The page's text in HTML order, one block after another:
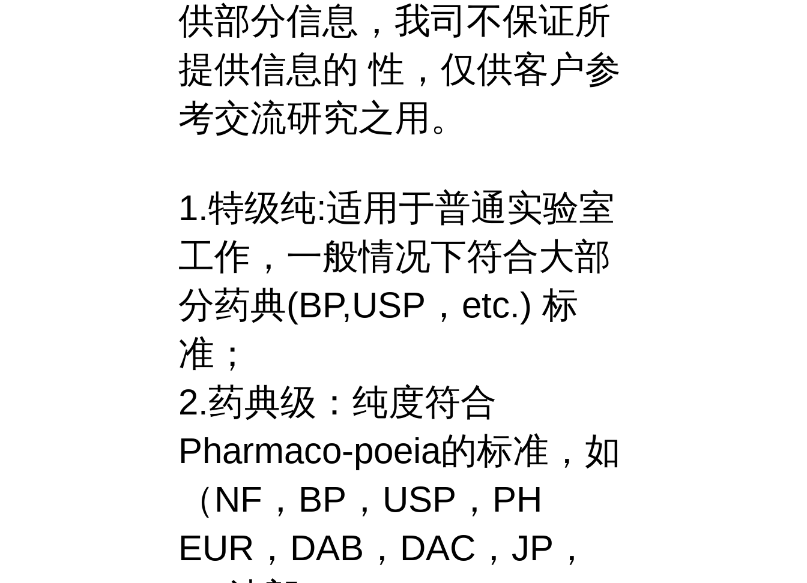
供部分信息，我司不保证所
提供信息的 性，仅供客户参
考交流研究之用。
1.特级纯:适用于普通实验室
工作，一般情况下符合大部
分药典(BP,USP，etc.) 标
准；
2.药典级：纯度符合
Pharmaco-poeia的标准，如
（NF，BP，USP，PH
EUR，DAB，DAC，JP，